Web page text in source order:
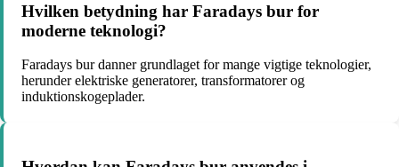
Hvilken betydning har Faradays bur for
moderne teknologi?
Faradays bur danner grundlaget for mange vigtige teknologier,
herunder elektriske generatorer, transformatorer og
induktionskogeplader.